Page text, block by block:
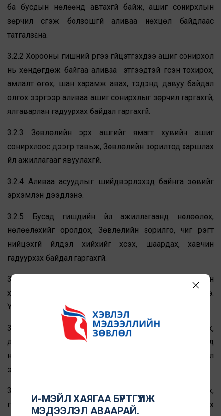
ба бусдын нөлөөнд автахгүй байж, ашиг сонирхлын
зөрчил үүсгэж болзошгүй аливаа нөхцөл байдлаас
татгалзана.
3.2.2 Хорооны гишүүний үүргээ гүйцэтгэхдээ ашиг сонирхол
нь хөндөгдөж байгаа аливаа этгээдтэй үгсэн тохирох,
амлалт өгөх, шан харамж авах, тэдэнд давуу байдал
олгох зэргээр аливаа ашиг сонирхлыг зөрчил гаргахгүй,
ялгаварлан гадуурхах байдал гаргахгүй.
3.2.3 Зөвлөлийн эрх ашгийг ямагт хувийн ашиг
сонирхлоос дээгүүр тавьж, Зөвлөлийн зорилтод харшлах
үйл ажиллагааг явуулахгүй.
3.2.4 Аливаа асуудлыг шийдвэрлэхэд байнга зөвийг
эрхэмлэн дээдлэнэ.
3.2.5 Бусад гишүүдийн үйл ажиллагаанд нөлөөлөх,
нөлөөлөхийг оролдох, Зөвлөлийн зорилго, чиг үүрэгт
нийцэхгүй үйлдэл хийхийг хүсэх, шаардах, хавчин
гадуурхах байдал гаргахгүй.
3.3 Энэхүү дүрмийн 2.1.3-р зүйлд заасан ёс зүйн зарчмын
хүрээнд дараах ёс зүйн хэм хэмжээг дагаж мөрдөнө.
Үүнд:
3.3.1 Зөвлөлийн зорилго, ач холбогдлыг ойлгож,
дэмждэг байх, сайн дурын үндсэн дээр үйл ажиллагаанд
нь идэвхи, санаачлагатай оролцдог, оролцох хүсэл
эрмэлзэлтэй байна.
3.3.2 Зөвлөлийн бодлого, дүрэм, журмыг даган сахих,
гомдол хэлэлцэх үйл ажиллагааг нь хэвийн явуулах
И-МЭЙЛ ХАЯГАА БҮРТГҮҮЛЖ
МЭДЭЭЛЭЛ АВААРАЙ.